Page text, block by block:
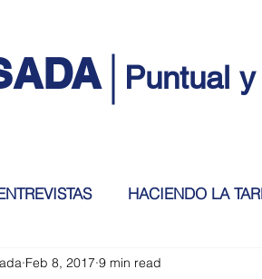
Puntual
HACIENDO LA
Feb 8, 2017 9 min read